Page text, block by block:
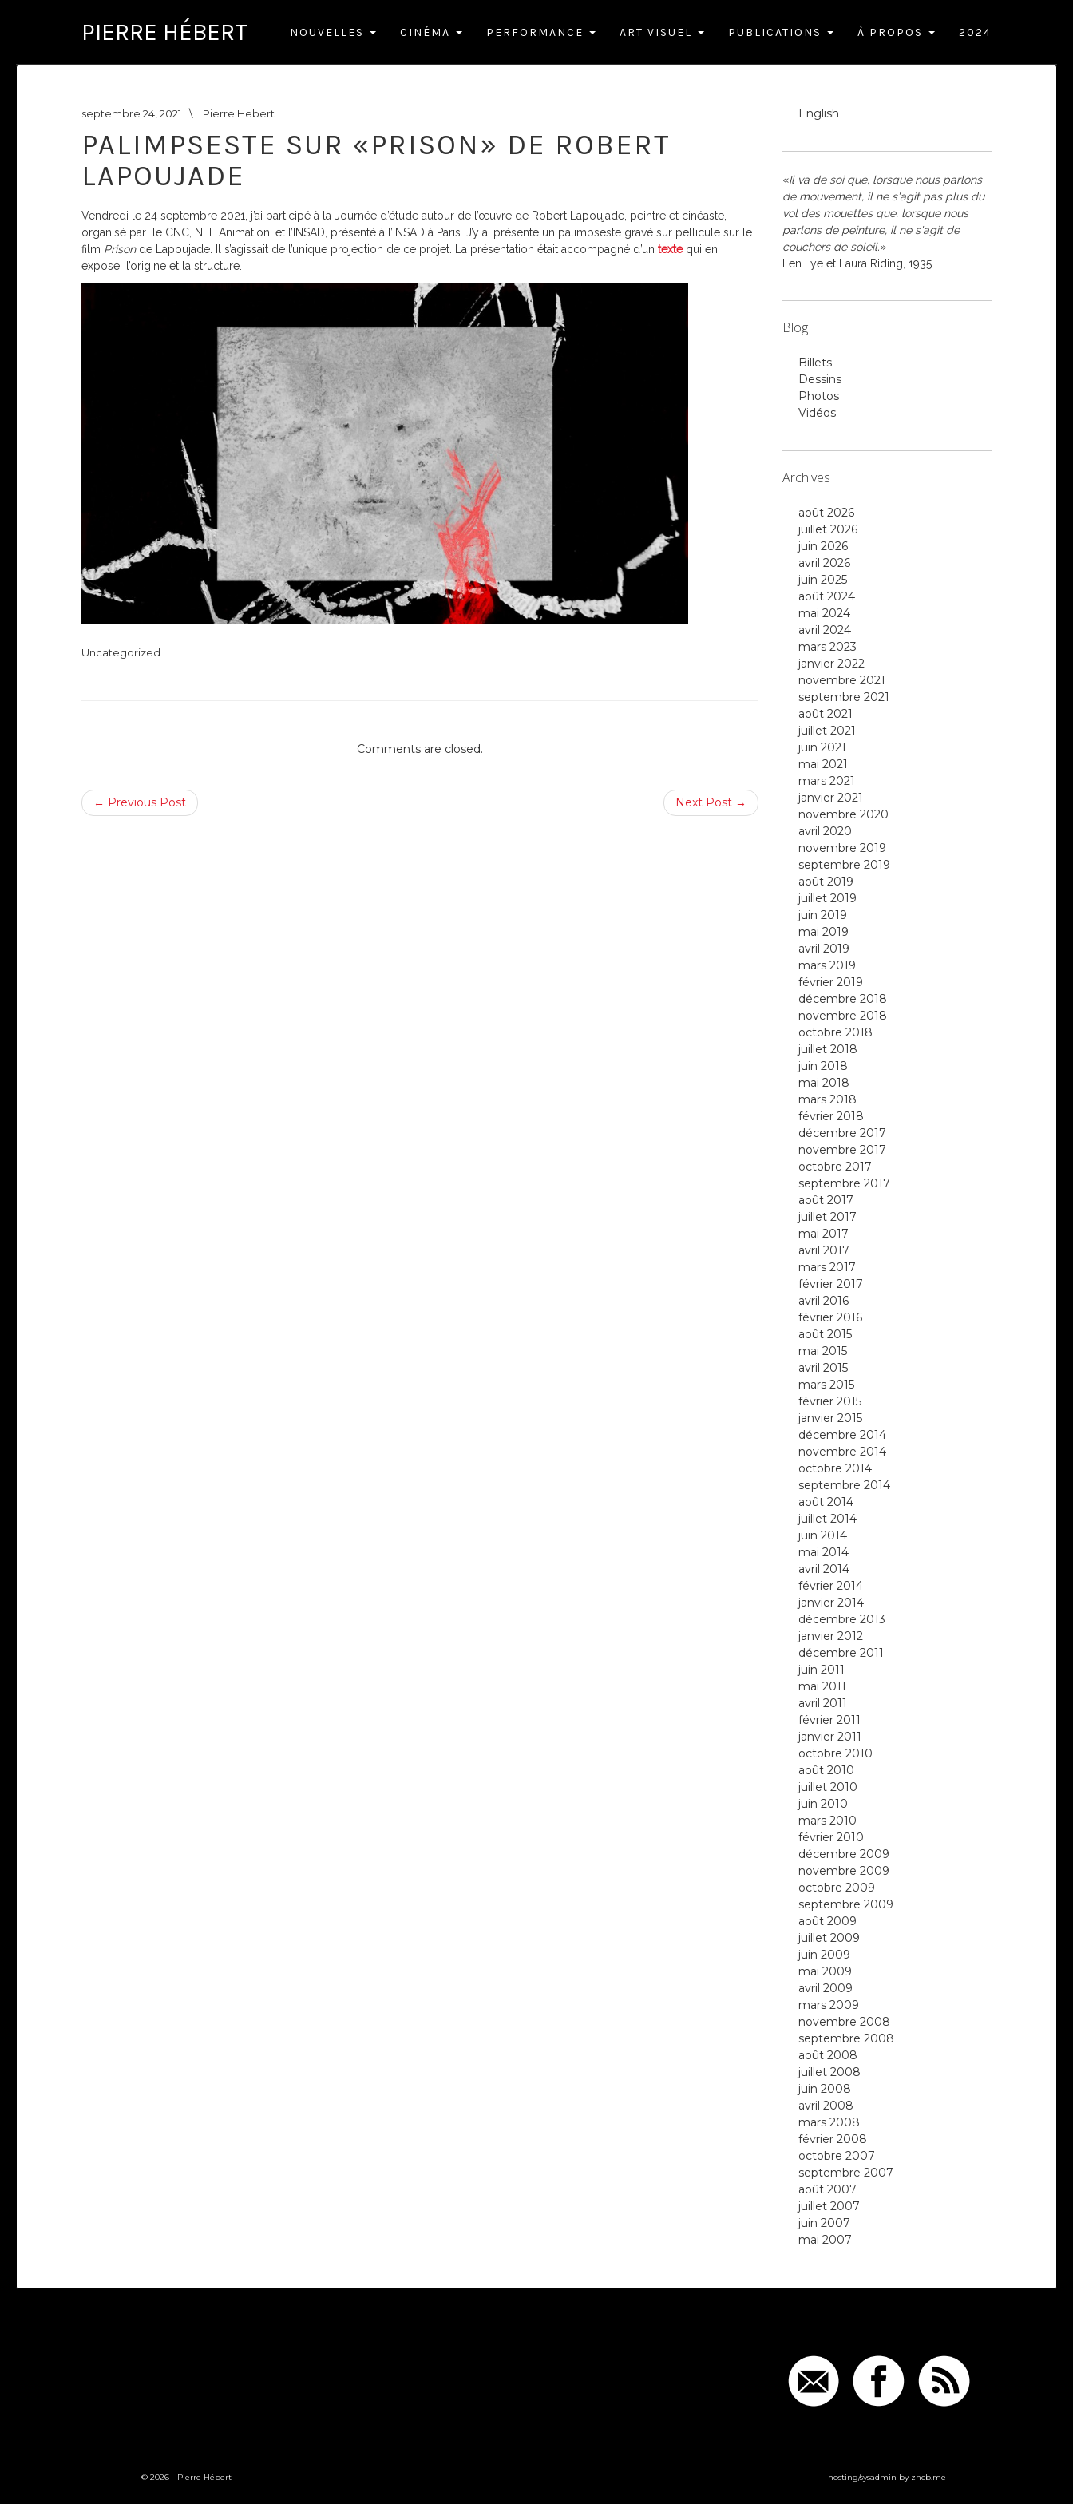
PIERRE HÉBERT NOUVELLES CINÉMA PERFORMANCE ART VISUEL PUBLICATIONS À PROPOS 2024
septembre 24, 2021 \ Pierre Hebert
PALIMPSESTE SUR «PRISON» DE ROBERT
LAPOUJADE
Vendredi le 24 septembre 2021, j’ai participé à la Journée d’étude autour de l’œuvre de Robert Lapoujade, peintre et cinéaste,
organisé par le CNC, NEF Animation, et l’INSAD, présenté à l’INSAD à Paris. J’y ai présenté un palimpseste gravé sur pellicule sur le
film Prisonde Lapoujade. Il s’agissait de l’unique projection de ce projet. La présentation était accompagné d’un textequi en
expose l’origine et la structure.
Uncategorized
Comments are closed.
← Previous Post Next Post →
English
«Il va de soi que, lorsque nous parlons
de mouvement, il ne s'agit pas plus du
vol des mouettes que, lorsque nous
parlons de peinture, il ne s'agit de
couchers de soleil.»
Len Lye et Laura Riding, 1935
Blog
Billets
Dessins
Photos
Vidéos
Archives
août 2026
juillet 2026
juin 2026
avril 2026
juin 2025
août 2024
mai 2024
avril 2024
mars 2023
janvier 2022
novembre 2021
septembre 2021
août 2021
juillet 2021
juin 2021
mai 2021
mars 2021
janvier 2021
novembre 2020
avril 2020
novembre 2019
septembre 2019
août 2019
juillet 2019
juin 2019
mai 2019
avril 2019
mars 2019
février 2019
décembre 2018
novembre 2018
octobre 2018
juillet 2018
juin 2018
mai 2018
mars 2018
février 2018
décembre 2017
novembre 2017
octobre 2017
septembre 2017
août 2017
juillet 2017
mai 2017
avril 2017
mars 2017
février 2017
avril 2016
février 2016
août 2015
mai 2015
avril 2015
mars 2015
février 2015
janvier 2015
décembre 2014
novembre 2014
octobre 2014
septembre 2014
août 2014
juillet 2014
juin 2014
mai 2014
avril 2014
février 2014
janvier 2014
décembre 2013
janvier 2012
décembre 2011
juin 2011
mai 2011
avril 2011
février 2011
janvier 2011
octobre 2010
août 2010
juillet 2010
juin 2010
mars 2010
février 2010
décembre 2009
novembre 2009
octobre 2009
septembre 2009
août 2009
juillet 2009
juin 2009
mai 2009
avril 2009
mars 2009
novembre 2008
septembre 2008
août 2008
juillet 2008
juin 2008
avril 2008
mars 2008
février 2008
octobre 2007
septembre 2007
août 2007
juillet 2007
juin 2007
mai 2007
© 2026 - Pierre Hébert hosting/sysadmin by zncb.me